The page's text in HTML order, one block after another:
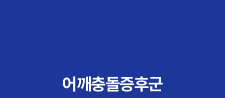
#교통사고후유증 #허리디스크
#추나요법
어깨충돌증후군